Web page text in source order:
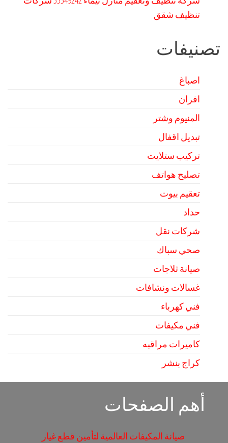
تنظيف شقق
تصنيفات
اصباغ
افران
المنيوم وشتر
تبديل اقفال
تركيب ستلايت
تصليح هواتف
تعقيم بيوت
حداد
شركات نقل
صحي سباك
صيانة ثلاجات
غسالات ونشافات
فني كهرباء
فني مكيفات
كاميرات مراقبه
كراج بنشر
أهم الصفحات
صيانة المكيفات العالمية لتأمين قطع غيار